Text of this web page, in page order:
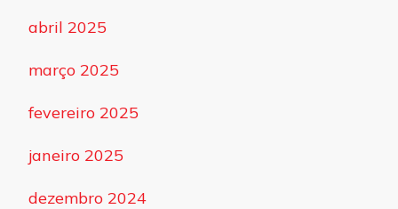
abril 2025
março 2025
fevereiro 2025
janeiro 2025
dezembro 2024